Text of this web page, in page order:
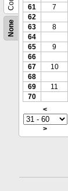
None
61
7
62
63
8
64
65
9
66
67
10
68
69
11
70
<
>